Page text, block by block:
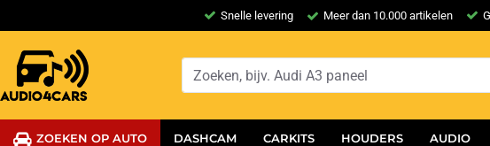
Snelle levering Meer dan 10.000 artikelen
ZOEKEN OP AUTO DASHCAM CARKITS HOUDERS AUDIO